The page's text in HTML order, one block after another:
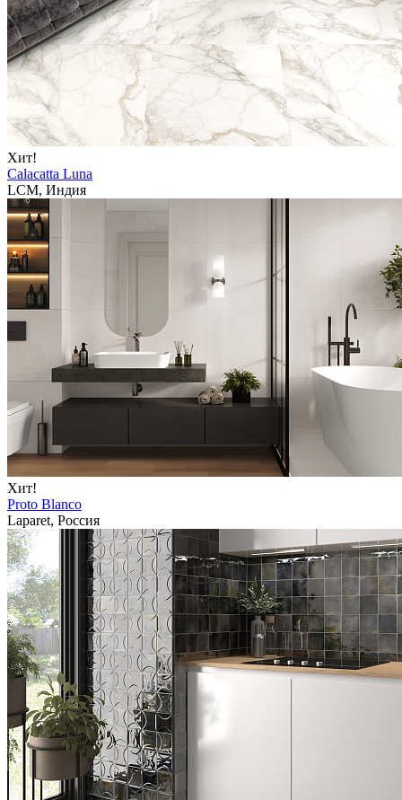
Хит!
Calacatta Luna
LCM, Индия
Хит!
Proto Blanco
Laparet, Россия